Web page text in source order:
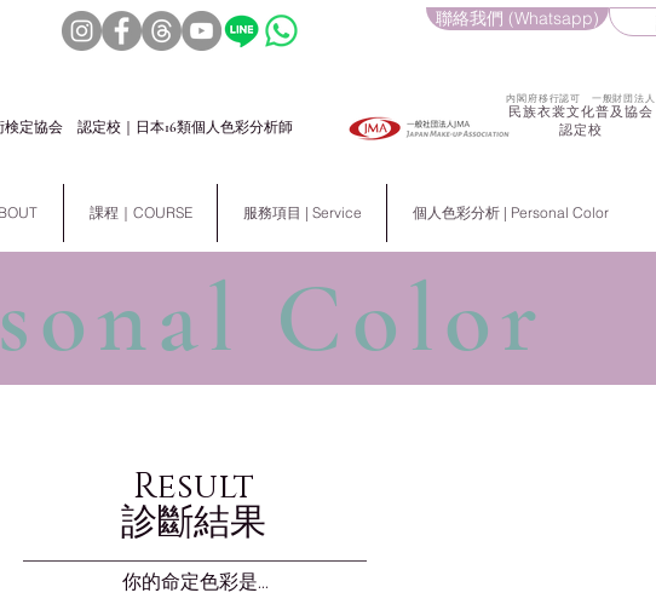
聯絡我們 (Whatsapp)
民族衣裳文化普及協会
認定校
​内閣府移行認可 一般財団法人
定協会 認定校｜日本16類個人色彩分析師
課程｜COURSE 服務項目 | Service 個人色彩分析 | Personal Color
Color
Result
診斷結果
你的命定色彩是…